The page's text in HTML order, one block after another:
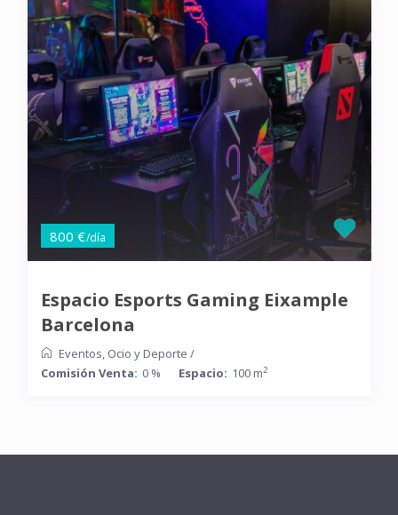
800 €/día
Espacio Esports Gaming Eixample
Barcelona
Eventos, Ocio y Deporte /
Comisión Venta: 0 % Espacio: 100 m2